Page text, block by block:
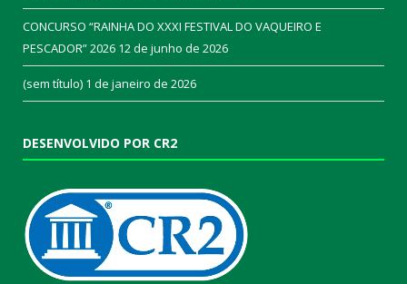
CONCURSO “RAINHA DO XXXI FESTIVAL DO VAQUEIRO E
PESCADOR” 2026 12 de junho de 2026
(sem título) 1 de janeiro de 2026
DESENVOLVIDO POR CR2